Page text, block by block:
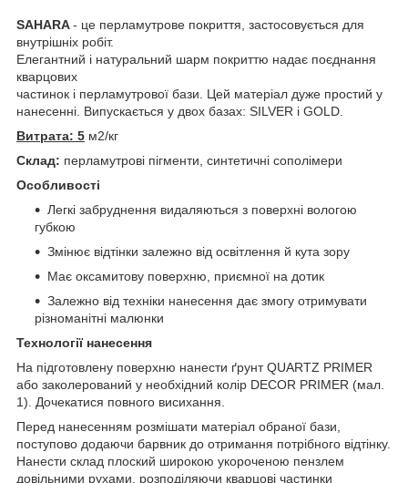
SAHARA- це перламутрове покриття, застосовується для
внутрішніх робіт.
Елегантний і натуральний шарм покриттю надає поєднання
кварцових
частинок і перламутрової бази. Цей матеріал дуже простий у
нанесенні. Випускається у двох базах: SILVER і GOLD.
Витрата: 5 м2/кг
Склад: перламутрові пігменти, синтетичні сополімери
Особливості
Легкі забруднення видаляються з поверхні вологою
губкою
Змінює відтінки залежно від освітлення й кута зору
Має оксамитову поверхню, приємної на дотик
Залежно від техніки нанесення дає змогу отримувати
різноманітні малюнки
Технології нанесення
На підготовлену поверхню нанести ґрунт QUARTZ PRIMER
або заколерований у необхідний колір DECOR PRIMER (мал.
1). Дочекатися повного висихання.
Перед нанесенням розмішати матеріал обраної бази,
поступово додаючи барвник до отримання потрібного відтінку.
Нанести склад плоский широкою укороченою пензлем
довільними рухами, розподіляючи кварцові частинки